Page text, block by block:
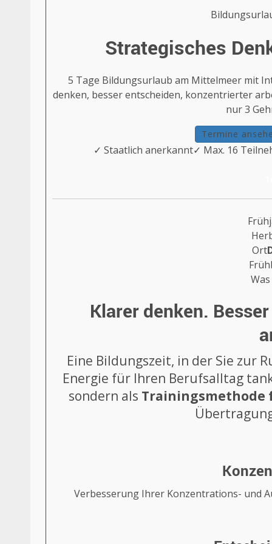
Strategisches
5 Tage Bildungsurlaub am Mittelmeer mit
denken, besser entscheiden, konzentrierter
nur 3
Termine
✓ Staatlich anerkannt✓ Max. 16
Ort
Klarer denken.
Eine Bildungszeit, in der Sie zur
Energie für Ihren Berufsalltag
sondern als Trainingsmethode
Verbesserung Ihrer Konzentrations- und